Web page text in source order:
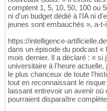
comptent 1, 5, 10, 50, 100 ou
ni d'un budget dédié à l'IA ni
jeunes sont embauchés », a-t-
https://intelligence-
dans un épisode du podcast «
mois dernier. Il a déclaré : « si
universitaire à l'heure
le plus chanceux de toute
tout en reconnaissant le
laissant entrevoir un avenir
pourraient disparaître